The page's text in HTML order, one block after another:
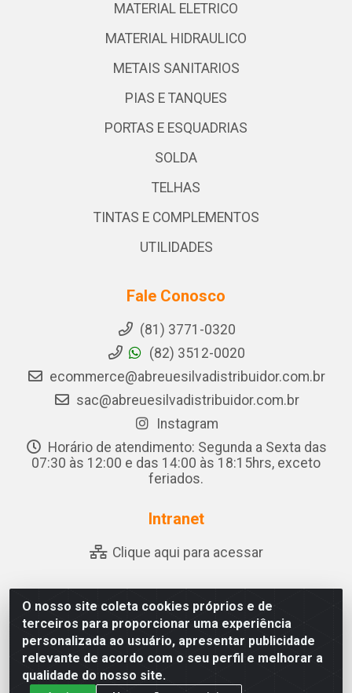
O nosso site coleta cookies próprios e de
terceiros para proporcionar uma experiência
personalizada ao usuário, apresentar publicidade
relevante de acordo com o seu perfil e melhorar a
qualidade do nosso site.
MATERIAL ELETRICO
MATERIAL HIDRAULICO
METAIS SANITARIOS
PIAS E TANQUES
PORTAS E ESQUADRIAS
SOLDA
TELHAS
TINTAS E COMPLEMENTOS
UTILIDADES
Fale Conosco
(81) 3771-0320
(82) 3512-0020
ecommerce@abreuesilvadistribuidor.com.br
sac@abreuesilvadistribuidor.com.br
Instagram
Horário de atendimento: Segunda a Sexta das
07:30 às 12:00 e das 14:00 às 18:15hrs, exceto
feriados.
Intranet
Clique aqui para acessar
Abreu & Silva - Rua Padre Jose de Souza Leite, 265 - Ariado,
Olho D'Água das Flores/AL - CEP 57.442-000 - CNPJ
04.790.656/0001-06